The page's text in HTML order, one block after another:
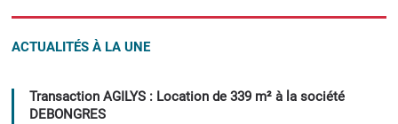
ACTUALITÉS À LA UNE
Transaction AGILYS : Location de 339 m² à la société
DEBONGRES